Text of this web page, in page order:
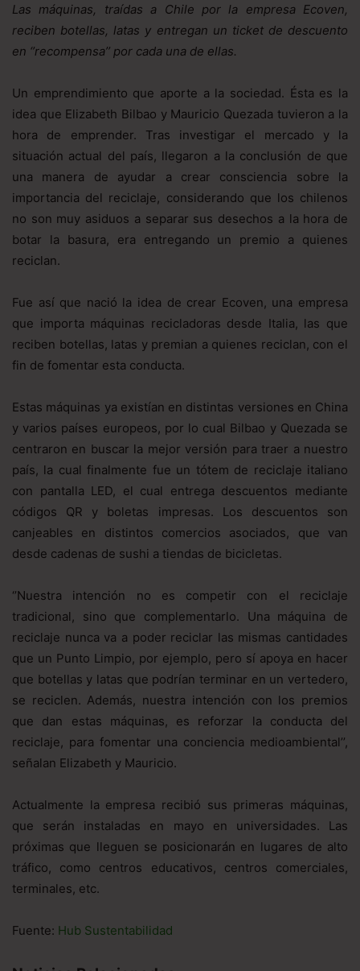
Las máquinas, traídas a Chile por la empresa Ecoven,
reciben botellas, latas y entregan un ticket de descuento
en ‘’recompensa’’ por cada una de ellas.
Un emprendimiento que aporte a la sociedad. Ésta es la
idea que Elizabeth Bilbao y Mauricio Quezada tuvieron a la
hora de emprender. Tras investigar el mercado y la
situación actual del país, llegaron a la conclusión de que
una manera de ayudar a crear consciencia sobre la
importancia del reciclaje, considerando que los chilenos
no son muy asiduos a separar sus desechos a la hora de
botar la basura, era entregando un premio a quienes
reciclan.
Fue así que nació la idea de crear Ecoven, una empresa
que importa máquinas recicladoras desde Italia, las que
reciben botellas, latas y premian a quienes reciclan, con el
fin de fomentar esta conducta.
Estas máquinas ya existían en distintas versiones en China
y varios países europeos, por lo cual Bilbao y Quezada se
centraron en buscar la mejor versión para traer a nuestro
país, la cual finalmente fue un tótem de reciclaje italiano
con pantalla LED, el cual entrega descuentos mediante
códigos QR y boletas impresas. Los descuentos son
canjeables en distintos comercios asociados, que van
desde cadenas de sushi a tiendas de bicicletas.
‘’Nuestra intención no es competir con el reciclaje
tradicional, sino que complementarlo. Una máquina de
reciclaje nunca va a poder reciclar las mismas cantidades
que un Punto Limpio, por ejemplo, pero sí apoya en hacer
que botellas y latas que podrían terminar en un vertedero,
se reciclen. Además, nuestra intención con los premios
que dan estas máquinas, es reforzar la conducta del
reciclaje, para fomentar una conciencia medioambiental’’,
señalan Elizabeth y Mauricio.
Actualmente la empresa recibió sus primeras máquinas,
que serán instaladas en mayo en universidades. Las
próximas que lleguen se posicionarán en lugares de alto
tráfico, como centros educativos, centros comerciales,
terminales, etc.
Fuente: Hub Sustentabilidad